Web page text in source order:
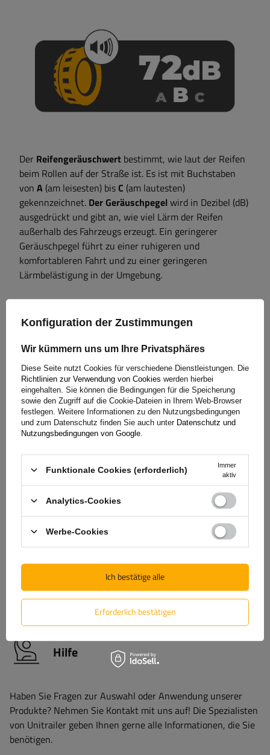
Der Reifengeräuschwert bestimmt, wie laut der Reifen
beim Rollen auf der Straße ist. Es ist mit Buchstaben
von A (am leisesten) bisC (am lautesten)
gekennzeichnet. Der Geräuschpegelwird in Dezibel (dB)
ausgedrückt und gibt an, wie viel Lärm der Reifen
außerhalb des Fahrzeugs erzeugt. Ein geringerer
Geräuschpegel führt zu einer ruhigeren und
komfortableren Fahrt und zu einer geringeren
Lärmbelästigung in der Umgebung.
Garantie
Beim Kauf eines Produkts aus unserem Sortiment erhalten
So können Sie es nutzen, ohne
sich Gedanken über die Folgen eines möglichen Defekts zu
machen. Da wir uns um Ihre Zufriedenheit kümmern, haben
wir das Verfahren zur Einreichung einer möglichen
Reklamation so einfach wie möglich gestaltet - Sie müssen
nur das auf unsererWebsite verfügbare Formular ausfüllen
Hilfe
Haben Sie Fragen zur Auswahl oder Anwendung unserer
Produkte? Nehmen Sie Kontakt mit uns auf! Die Spezialisten
von Unitrailer geben Ihnen gerne alle Informationen, die Sie
benötigen.
Konfiguration der Zustimmungen
Wir kümmern uns um Ihre Privatsphäres
Diese Seite nutzt Cookies für verschiedene Dienstleistungen. Die
Richtlinien zur Verwendung von Cookies werden hierbei
eingehalten. Sie können die Bedingungen für die Speicherung
sowie den Zugriff auf die Cookie-Dateien in Ihrem Web-Browser
festlegen. Weitere Informationen zu den Nutzungsbedingungen
und zum Datenschutz finden Sie auch unter Datenschutz und
Nutzungsbedingungen von Google
Funktionale Cookies (erforderlich)
Immer
aktiv
Analytics-Cookies
Werbe-Cookies
Erforderlich bestätigen
Ich bestätige alle